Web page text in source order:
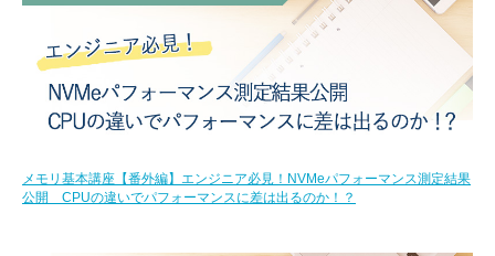
メモリ基本講座【番外編】エンジニア必見！NVMeパフォーマンス測定結果
公開 CPUの違いでパフォーマンスに差は出るのか！？